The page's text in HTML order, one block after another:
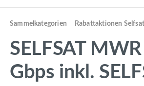
Sammelkategorien Rabattaktionen
SELFSAT
Gbps inkl.